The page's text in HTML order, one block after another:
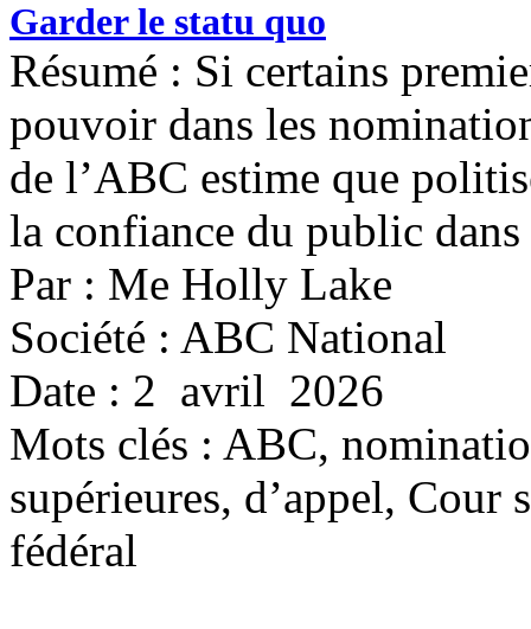
Garder le statu quo
Résumé : Si certains
pouvoir dans les
de l’ABC estime que
la confiance du public
Par : Me Holly Lake
Société : ABC National
Date : 2 avril 2026
Mots clés : ABC,
supérieures, d’appel, Cour
fédéral